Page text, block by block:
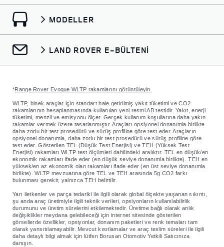
deneyiminizi geliştirmek ve kişiselleştirmek;
profilleme, segmentasyon ve pazarlama analizleri
ihtiyaçlarına, tercihlerine ve ilgi alanlarına uygun
ürün/hizmetleri sunmak; pazarlama stratejilerimizi
ölçmek.
- Verilerin Faaliyet Kapsamında Aktarılacağı Taraflar:
Yukarıdaki aynı amaçları gerçekleştirebilmek için
destek ve hizmet aldığımız tedarikçiler, iş
ortaklarımız, grup şirketlerimiz ve üreticiler.
MODELLER
LAND ROVER E-BÜLTENİ
*Range Rover Evoque WLTP rakamlarını görüntüleyin.
WLTP, binek araçlar için standart hale getirilmiş yakıt tüketimi ve CO2
rakamlarının hesaplanmasında kullanılan yeni resmi AB testidir. Yakıt, enerji
tüketimi, menzil ve emisyonu ölçer. Gerçek kullanım koşullarına daha yakın
rakamlar vermek üzere tasarlanmıştır. Araçları opsiyonel donanımla birlikte
daha zorlu bir test prosedürü ve sürüş profiline göre test eder. Araçların
opsiyonel donanımla, daha zorlu bir test prosedürü ve sürüş profiline göre
test eder. Gösterilen TEL (Düşük Test Enerjisi) ve TEH (Yüksek Test
Enerjisi) rakamları WLTP test ölçümleri dahilindeki aralıktır. TEL en düşük/en
ekonomik rakamları ifade eder (en düşük seviye donanımla birlikte). TEH en
yüksek/en az ekonomik olan rakamları ifade eder (en üst seviye donanımla
birlikte). WLTP mevzuatına göre TEL ve TEH arasında 5g CO2 farkı
bulunması gerekir, yalnızca TEH belirtilir.
Yarı iletkenler ve parça tedariki ile ilgili olarak global ölçekte yaşanan sıkıntı,
şu anda araç üretimiyle ilgili teknik verileri, opsiyonların kullanılabilirlik
durumunu ve üretim sürelerini etkilemektedir. Üretime bağlı olarak anlık
değişiklikler meydana gelebileceği için internet sitesinde gösterilen
görsellerde özellikler, opsiyonlar, donanım paketleri ve renk temaları tam
olarak yansıtılamayabilir. Mevcut kısıtlamalar ve araç teslim süreleri ile ilgili
daha detaylı bilgi almak için lütfen Borusan Otomotiv Yetkili Satıcınıza
danışın.